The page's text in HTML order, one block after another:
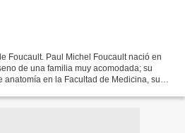
Foucault. Paul Michel Foucault nació en
de una familia muy acomodada; su
anatomía en la Facultad de Medicina, su